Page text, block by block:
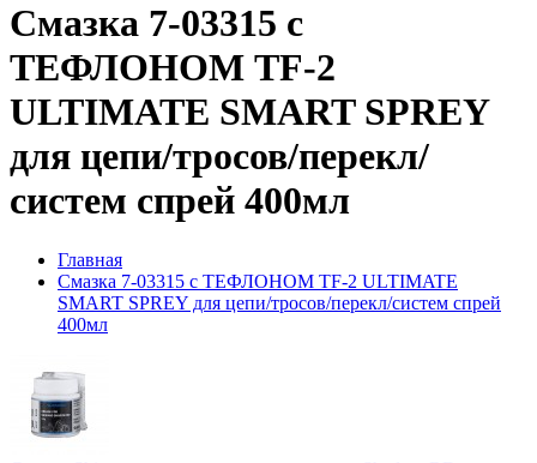
Смазка 7-03315 с
ТЕФЛОНОМ TF-2
ULTIMATE SMART SPREY
для цепи/тросов/перекл/
систем спрей 400мл
Главная
Смазка 7-03315 с ТЕФЛОНОМ TF-2 ULTIMATE
SMART SPREY для цепи/тросов/перекл/систем спрей
400мл